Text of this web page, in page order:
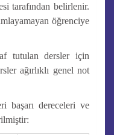
tarafından belirlenir.
öğrenciye
tutulan dersler için
ağırlıklı genel not
başarı dereceleri ve